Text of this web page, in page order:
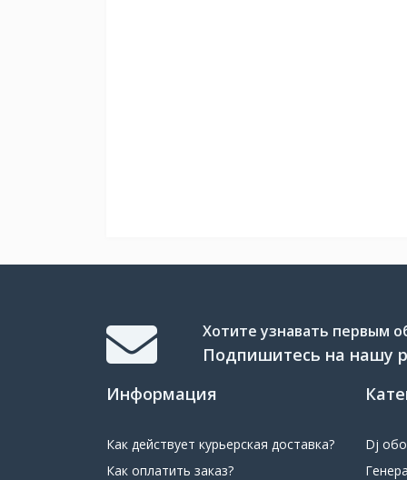
Хотите узнавать первым
Подпишитесь на нашу
Информация
Как действует курьерская доставка?
Как оплатить заказ?
Dj